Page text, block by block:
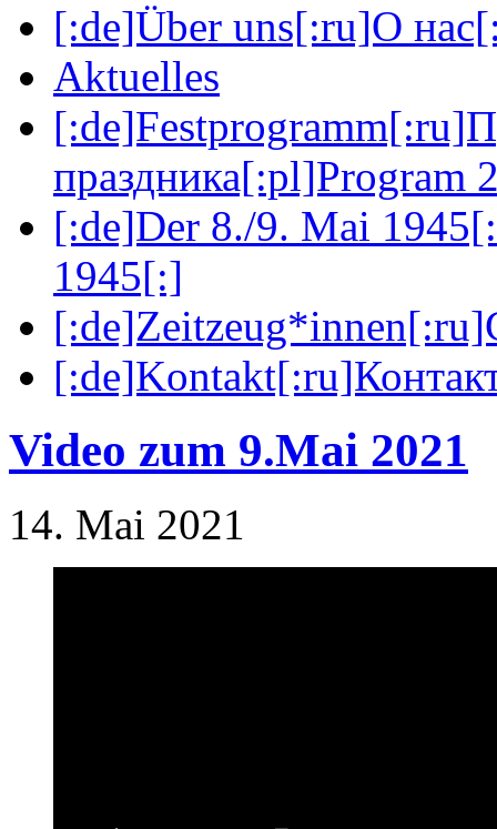
[:de]Über uns[:ru]О
Aktuelles
праздника[:pl]Program
[:de]Der 8./9. Mai
1945[:]
Video zum 9.Mai 2021
14. Mai 2021